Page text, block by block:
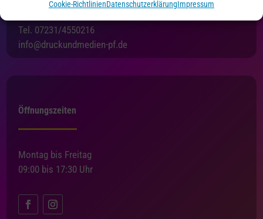
Cookie-RichtlinienDatenschutzerklärungImpressum
Tel. 07231/4550216
info@druckundmedien-pf.de
Öffnungszeiten
Montag bis Freitag
09:00 bis 17:30 Uhr